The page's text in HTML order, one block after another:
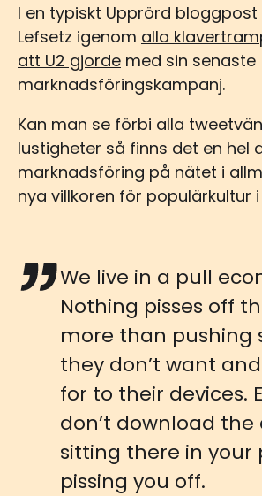
I en typiskt Upprörd bloggpost
Lefsetz igenom alla
att U2 gjorde med sin senaste
marknadsföringskampanj.
Kan man se förbi alla
lustigheter så finns det en hel
marknadsföring på nätet i
nya villkoren för populärkultur
We live in a pull
Nothing pisses off
more than pushing
they don’t want
for to their devices.
don’t download the
sitting there in your
pissing you off.